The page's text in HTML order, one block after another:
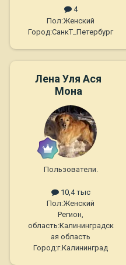
4
Пол:Женский
Город:СанкТ_Петербург
Лена Уля Ася
Мона
Пользователи.
10,4 тыс
Пол:Женский
Регион,
область:Калининградск
ая область
Город:г.Калининград